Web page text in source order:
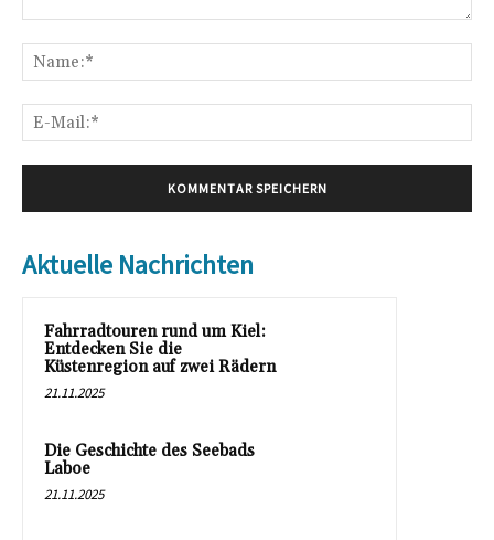
Aktuelle Nachrichten
Fahrradtouren rund um Kiel:
Entdecken Sie die
Küstenregion auf zwei Rädern
21.11.2025
Die Geschichte des Seebads
Laboe
21.11.2025